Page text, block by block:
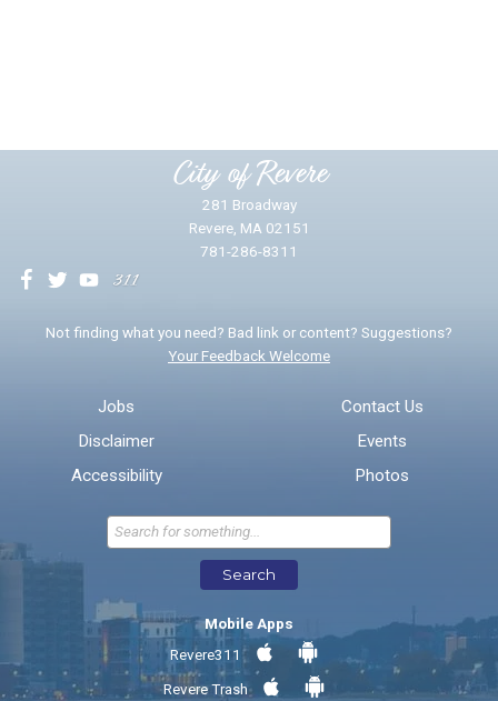
* Required Fields
Send Feedback
City of Revere
281 Broadway
Revere, MA 02151
781-286-8311
Not finding what you need? Bad link or content? Suggestions?
Your Feedback Welcome
Jobs
Disclaimer
Accessibility
Contact Us
Events
Photos
Search
Mobile Apps
Revere311
Revere Trash